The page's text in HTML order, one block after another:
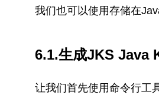
我们也可以使用存储在
6.1.生成JKS Java
让我们首先使用命令行工